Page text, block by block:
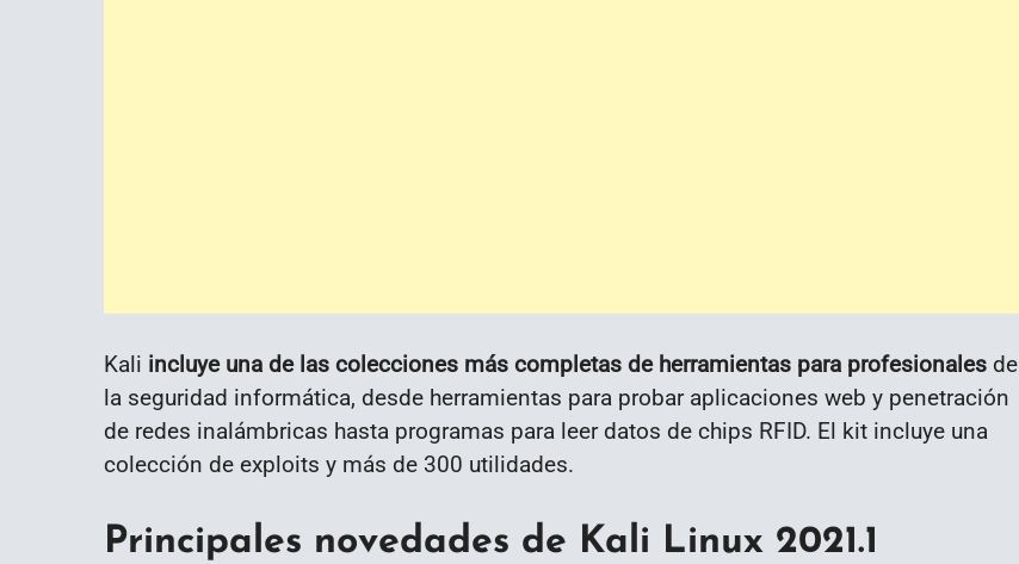
Kali incluye una de las colecciones más completas de herramientas para profesionales de
la seguridad informática, desde herramientas para probar aplicaciones web y penetración
de redes inalámbricas hasta programas para leer datos de chips RFID. El kit incluye una
colección de exploits y más de 300 utilidades.
Principales novedades de Kali Linux 2021.1